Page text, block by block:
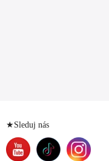
★Sleduj nás